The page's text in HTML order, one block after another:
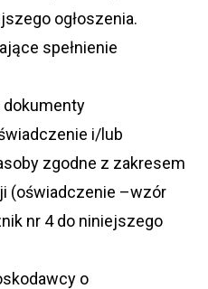
ogłoszenia.
spełnienie
dokumenty
i/lub
zgodne z zakresem
(oświadczenie –wzór
nr 4 do niniejszego
o